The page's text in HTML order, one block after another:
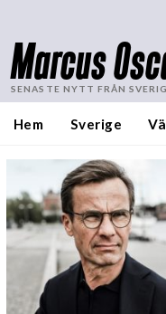
Marcus
SENASTE NYTT FRÅN
Hem Sverige